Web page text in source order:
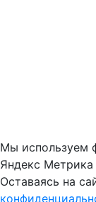
Мы используем
Яндекс Метрика
Оставаясь на